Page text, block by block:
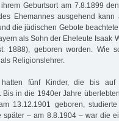
Geburtsort am 7.8.1899
Ehemannes ausgehend kann
die jüdischen Gebote
als Sohn der Eheleute Isaak
1888), geboren worden. Wie
Religionslehrer.
fünf Kinder, die bis auf
in die 1940er Jahre
13.12.1901 geboren,
– am 8.8.1904 – war die